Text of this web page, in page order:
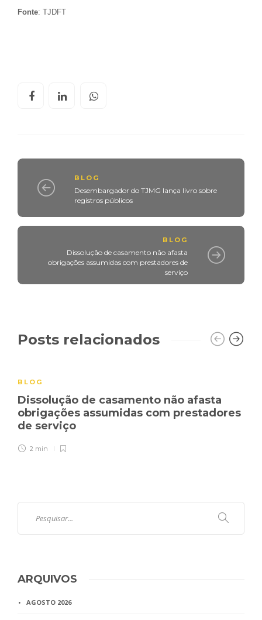
Fonte: TJDFT
BLOG
Desembargador do TJMG lança livro sobre
registros públicos
BLOG
Dissolução de casamento não afasta
obrigações assumidas com prestadores de
serviço
Posts relacionados
BLOG
Dissolução de casamento não afasta
obrigações assumidas com prestadores
de serviço
2 min
ARQUIVOS
AGOSTO 2026